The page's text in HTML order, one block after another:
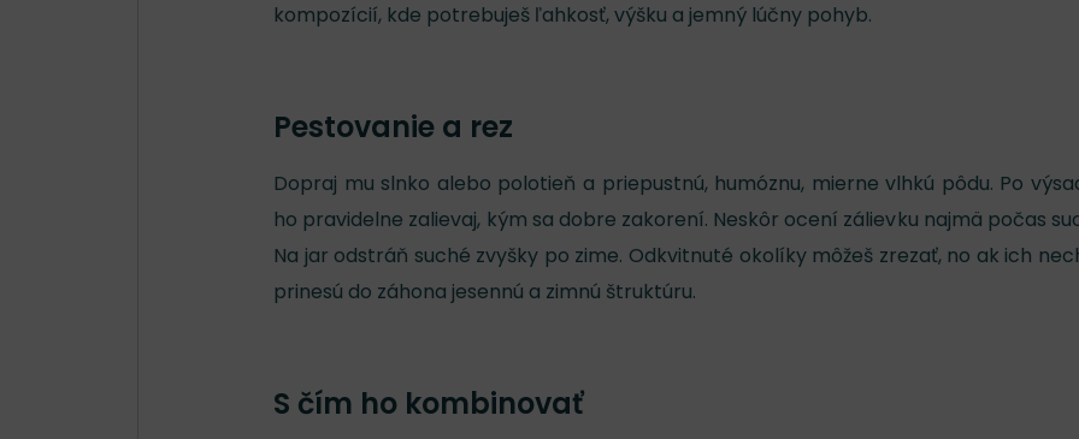
kompozícií, kde potrebuješ ľahkosť, výšku a jemný lúčny pohyb.
Pestovanie a rez
Dopraj mu slnko alebo polotieň a priepustnú, humóznu, mierne vlhkú pôdu. Po
ho pravidelne zalievaj, kým sa dobre zakorení. Neskôr ocení zálievku najmä počas
Na jar odstráň suché zvyšky po zime. Odkvitnuté okolíky môžeš zrezať, no ak ich
prinesú do záhona jesennú a zimnú štruktúru.
S čím ho kombinovať